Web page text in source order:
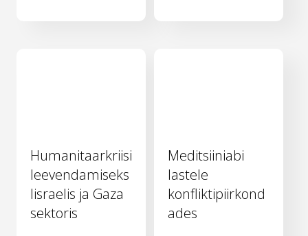
Humanitaarkriisi
leevendamiseks
Iisraelis ja Gaza
sektoris
Meditsiiniabi
lastele
konfliktipiirkond
ades